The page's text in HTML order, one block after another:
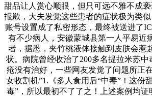
甜品让人赏心顺眼，但只可远不雅不成
报歉，大夫发觉这些患者的症状极为类
账号设置成了私密形态，最终被送进了
有不少病人，安徽蒙城县第一人平易近
者，据悉，夹竹桃液体接触到皮肤会惹
状。病院曾经收治了200多名提拉米苏
疮没有治好，一些网友发觉了问题所正
女收割机”1.《多人食用后“中毒”！这份
毒”，所以最初不了了之！上述案例均